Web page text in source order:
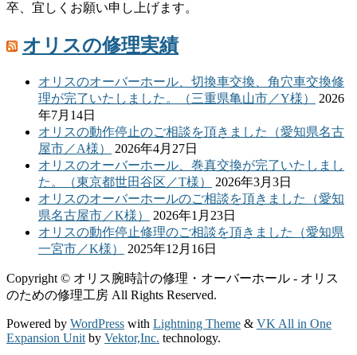
卒、宜しくお願い申し上げます。
オリスの修理実績
オリスのオーバーホール、切換車交換、角穴車交換修
理が完了いたしました。（三重県亀山市／Y様）
2026
年7月14日
オリスの動作停止のご相談を頂きました（愛知県名古
屋市／A様）
2026年4月27日
オリスのオーバーホール、巻真交換が完了いたしまし
た。（東京都世田谷区／T様）
2026年3月3日
オリスのオーバーホールのご相談を頂きました（愛知
県名古屋市／K様）
2026年1月23日
オリスの動作停止修理のご相談を頂きました（愛知県
一宮市／K様）
2025年12月16日
Copyright © オリス腕時計の修理・オーバーホール - オリス
のための修理工房 All Rights Reserved.
Powered by WordPress with Lightning Theme & VK All in One
Expansion Unit by Vektor,Inc. technology.